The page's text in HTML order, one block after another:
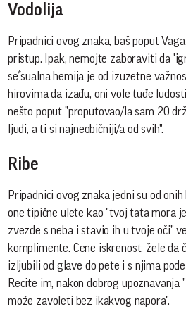
Vodolija
Pripadnici ovog znaka, baš poput
pristup. Ipak, nemojte zaboraviti da
se*sualna hemija je od izuzetne
hirovima da izađu, oni vole tuđe
nešto poput "proputovao/la sam 20
ljudi, a ti si najneobičniji/a od svih".
Ribe
Pripadnici ovog znaka jedni su od
one tipične ulete kao "tvoj tata mora
zvezde s neba i stavio ih u tvoje oči"
komplimente. Cene iskrenost, žele da
izljubili od glave do pete i s njima
Recite im, nakon dobrog upoznavanja
može zavoleti bez ikakvog napora".